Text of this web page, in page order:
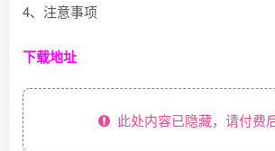
4、注意事项
下载地址
此处内容已隐藏，请付费